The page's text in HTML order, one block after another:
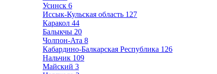
Усинск 6
Иссык-Кульская область 127
Каракол 44
Балыкчы 20
Чолпон-Ата 8
Кабардино-Балкарская Республика 126
Нальчик 109
Майский 3